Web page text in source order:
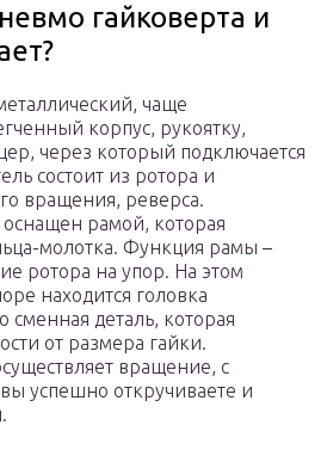
гайковерта и
чаще
корпус, рукоятку,
через который подключается
состоит из ротора и
вращения, реверса.
рамой, которая
молотка. Функция рамы –
ротора на упор. На этом
находится головка
сменная деталь, которая
от размера гайки.
вращение, с
успешно откручиваете и